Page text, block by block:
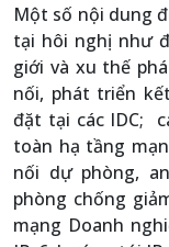
Một số nội dung
tại hôi nghị như
giới và xu thế
nối, phát triển
đặt tại các IDC;
toàn hạ tầng
nối dự phòng,
phòng chống
mạng Doanh